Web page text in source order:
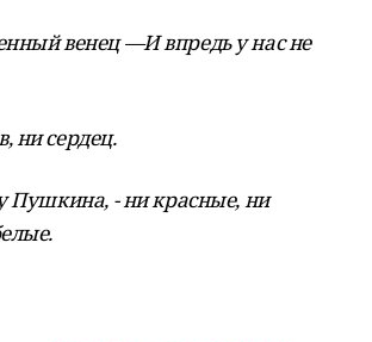
венец —И впредь у нас не
ни сердец.
Пушкина, - ни красные, ни